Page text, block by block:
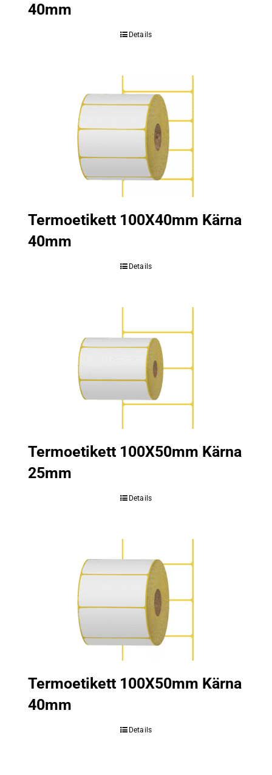
40mm
Details
Termoetikett 100X40mm Kärna
40mm
Details
Termoetikett 100X50mm Kärna
25mm
Details
Termoetikett 100X50mm Kärna
40mm
Details